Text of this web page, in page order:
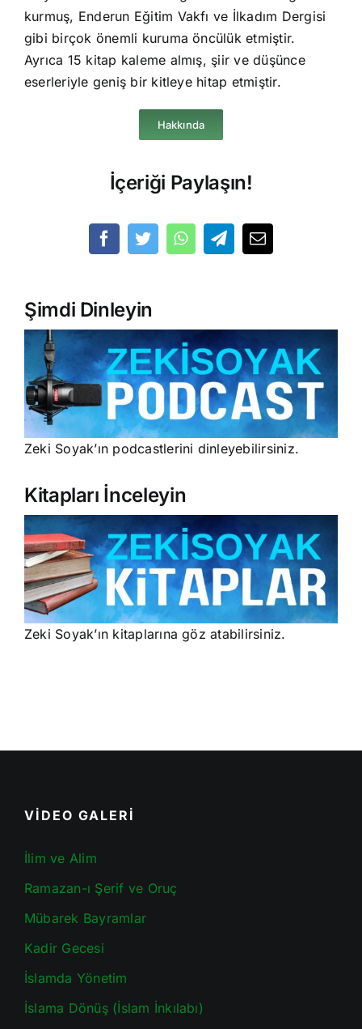
kurmuş, Enderun Eğitim Vakfı ve İlkadım Dergisi
gibi birçok önemli kuruma öncülük etmiştir.
Ayrıca 15 kitap kaleme almış, şiir ve düşünce
eserleriyle geniş bir kitleye hitap etmiştir.
Hakkında
İçeriği Paylaşın!
Şimdi Dinleyin
Zeki Soyak’ın podcastlerini dinleyebilirsiniz.
Kitapları İnceleyin
Zeki Soyak’ın kitaplarına göz atabilirsiniz.
VİDEO GALERİ
İlim ve Alim
Ramazan-ı Şerif ve Oruç
Mübarek Bayramlar
Kadir Gecesi
İslamda Yönetim
İslama Dönüş (İslam İnkılabı)